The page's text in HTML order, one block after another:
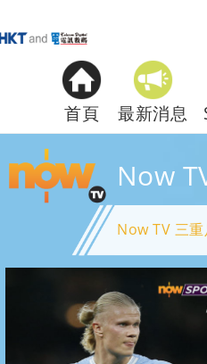
首頁 最新消息
Now
Now TV 三重